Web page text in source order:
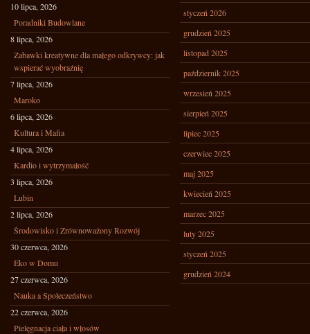
10 lipca, 2026
Poradniki Budowlane
8 lipca, 2026
Zabawki kreatywne dla małego odkrywcy: jak
wspierać wyobraźnię
7 lipca, 2026
Maroko
6 lipca, 2026
Kultura i Mafia
4 lipca, 2026
Kardio i wytrzymałość
3 lipca, 2026
Lubin
2 lipca, 2026
Środowisko i Zrównoważony Rozwój
30 czerwca, 2026
Eko w Domu
27 czerwca, 2026
Nauka a Społeczeństwo
22 czerwca, 2026
Pielęgnacja ciała i włosów
styczeń 2026
grudzień 2025
listopad 2025
październik 2025
wrzesień 2025
sierpień 2025
lipiec 2025
czerwiec 2025
maj 2025
kwiecień 2025
marzec 2025
luty 2025
styczeń 2025
grudzień 2024